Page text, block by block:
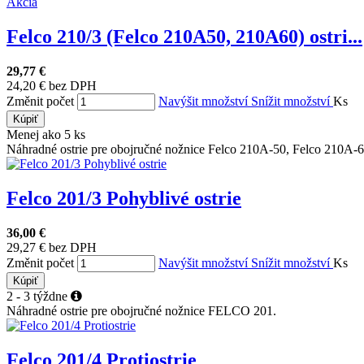
Felco 210/3 (Felco 210A50, 210A60) ostri...
29,77 €
24,20 € bez DPH
Změnit počet
Navýšit množství Snížit množstvíKs
Kúpiť
Menej ako 5 ks
Náhradné ostrie pre obojručné nožnice Felco 210A-50, Felco 210A-
Felco 201/3 Pohyblivé ostrie
36,00 €
29,27 € bez DPH
Změnit počet
Navýšit množství Snížit množstvíKs
Kúpiť
2 - 3 týždne
Náhradné ostrie pre obojručné nožnice FELCO 201.